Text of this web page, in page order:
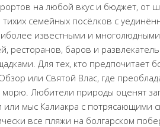
на любой вкус и бюджет, от
семейных посёлков с
известными и
ресторанов, баров и
Для тех, кто предпочитает
или Святой Влас, где
Любители природы оценят
мыс Калиакра с потрясающими
все пляжи на болгарском